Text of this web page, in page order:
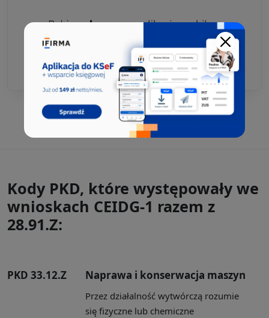
Kody PKD, które występowały we
wnioskach CEIDG-1 razem z
28.91.Z:
PKD 33.12.Z Naprawa i konserwacja maszyn
Przez działalność wytwórczą rozumie
się fizyczne lub chemiczne